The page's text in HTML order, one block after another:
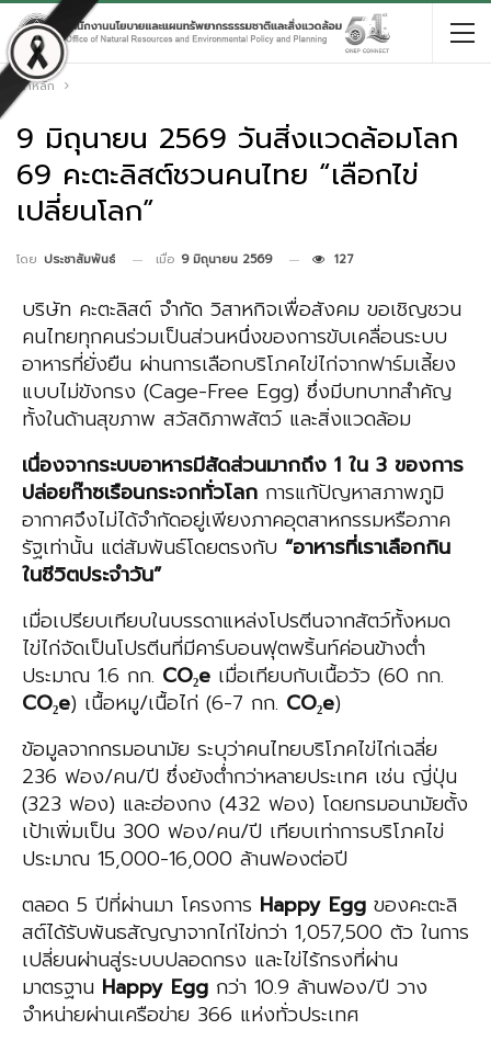
หน้าหลัก
9 มิถุนายน 2569 วันสิ่งแวดล้อมโลก
69 คะตะลิสต์ชวนคนไทย “เลือกไข่
เปลี่ยนโลก”
โดย ประชาสัมพันธ์ เมื่อ 9 มิถุนายน 2569 127
บริษัท คะตะลิสต์ จำกัด วิสาหกิจเพื่อสังคม ขอเชิญชวน
คนไทยทุกคนร่วมเป็นส่วนหนึ่งของการขับเคลื่อนระบบ
อาหารที่ยั่งยืน ผ่านการเลือกบริโภคไข่ไก่จากฟาร์มเลี้ยง
แบบไม่ขังกรง (Cage-Free Egg) ซึ่งมีบทบาทสำคัญ
ทั้งในด้านสุขภาพ สวัสดิภาพสัตว์ และสิ่งแวดล้อม
เนื่องจากระบบอาหารมีสัดส่วนมากถึง 1 ใน 3 ของการ
ปล่อยก๊าซเรือนกระจกทั่วโลก การแก้ปัญหาสภาพภูมิ
อากาศจึงไม่ได้จำกัดอยู่เพียงภาคอุตสาหกรรมหรือภาค
รัฐเท่านั้น แต่สัมพันธ์โดยตรงกับ “อาหารที่เราเลือกกิน
ในชีวิตประจำวัน”
เมื่อเปรียบเทียบในบรรดาแหล่งโปรตีนจากสัตว์ทั้งหมด
ไข่ไก่จัดเป็นโปรตีนที่มีคาร์บอนฟุตพริ้นท์ค่อนข้างต่ำ
ประมาณ 1.6 กก. CO₂e เมื่อเทียบกับเนื้อวัว (60 กก.
CO₂e) เนื้อหมู/เนื้อไก่ (6-7 กก. CO₂e)
ข้อมูลจากกรมอนามัย ระบุว่าคนไทยบริโภคไข่ไก่เฉลี่ย
236 ฟอง/คน/ปี ซึ่งยังต่ำกว่าหลายประเทศ เช่น ญี่ปุ่น
(323 ฟอง) และฮ่องกง (432 ฟอง) โดยกรมอนามัยตั้ง
เป้าเพิ่มเป็น 300 ฟอง/คน/ปี เทียบเท่าการบริโภคไข่
ประมาณ 15,000-16,000 ล้านฟองต่อปี
ตลอด 5 ปีที่ผ่านมา โครงการ Happy Egg ของคะตะลิ
สต์ได้รับพันธสัญญาจากไก่ไข่กว่า 1,057,500 ตัว ในการ
เปลี่ยนผ่านสู่ระบบปลอดกรง และไข่ไร้กรงที่ผ่าน
มาตรฐาน Happy Egg กว่า 10.9 ล้านฟอง/ปี วาง
จำหน่ายผ่านเครือข่าย 366 แห่งทั่วประเทศ